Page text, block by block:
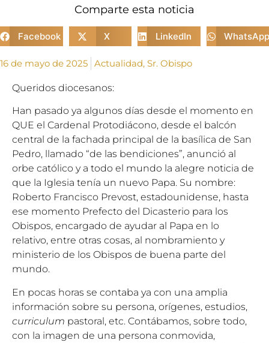
Comparte esta noticia
Facebook X LinkedIn WhatsApp
16 de mayo de 2025 Actualidad, Sr. Obispo
Queridos diocesanos:
Han pasado ya algunos días desde el momento en
QUE el Cardenal Protodiácono, desde el balcón
central de la fachada principal de la basílica de San
Pedro, llamado “de las bendiciones”, anunció al
orbe católico y a todo el mundo la alegre noticia de
que la Iglesia tenía un nuevo Papa. Su nombre:
Roberto Francisco Prevost, estadounidense, hasta
ese momento Prefecto del Dicasterio para los
Obispos, encargado de ayudar al Papa en lo
relativo, entre otras cosas, al nombramiento y
ministerio de los Obispos de buena parte del
mundo.
En pocas horas se contaba ya con una amplia
información sobre su persona, orígenes, estudios,
curriculum pastoral, etc. Contábamos, sobre todo,
con la imagen de una persona conmovida,